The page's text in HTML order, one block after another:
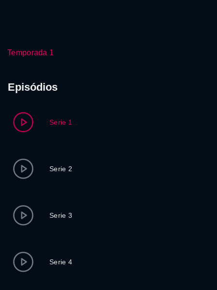
Temporada 1
Episódios
Serie 1
Serie 2
Serie 3
Serie 4